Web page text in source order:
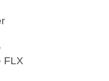
FLX
กับการกินคอลลา
พอื่นๆ นอกจาก